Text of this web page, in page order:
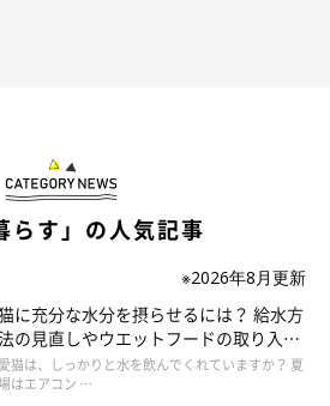
らす」の人気記事
※2026年8月更新
に充分な水分を摂らせるには？ 給水方
法の見直しやウエットフードの取り入れ
方を解説
愛猫は、しっかりと水を飲んでくれていますか？ 夏
はエアコン …